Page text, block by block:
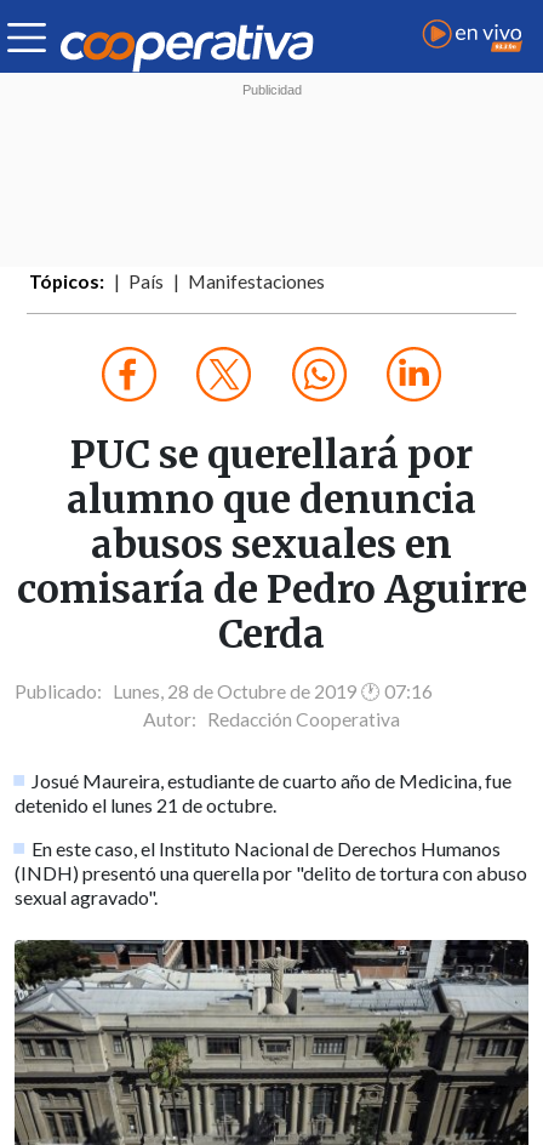
Tópicos: País Manifestaciones
PUC se querellará por
alumno que denuncia
abusos sexuales en
comisaría de Pedro Aguirre
Cerda
Publicado: Lunes, 28 de Octubre de 2019 🕐 07:16
Autor: Redacción Cooperativa
Josué Maureira, estudiante de cuarto año de Medicina, fue
detenido el lunes 21 de octubre.
En este caso, el Instituto Nacional de Derechos Humanos
(INDH) presentó una querella por "delito de tortura con abuso
sexual agravado".